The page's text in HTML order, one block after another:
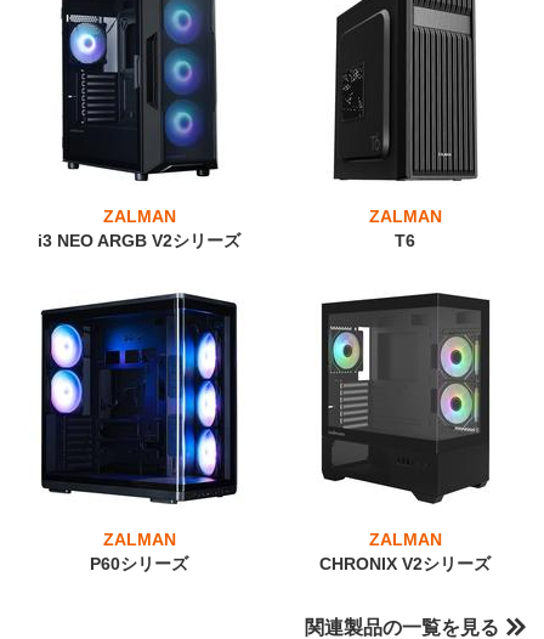
ZALMAN
i3 NEO ARGB V2シリーズ
ZALMAN
T6
ZALMAN
P60シリーズ
ZALMAN
CHRONIX V2シリーズ
関連製品の一覧を見る